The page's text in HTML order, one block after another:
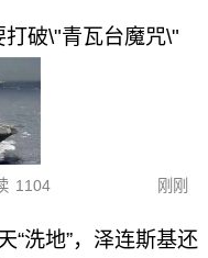
破\"青瓦台魔咒\"
1104 刚刚
“洗地”，泽连斯基还